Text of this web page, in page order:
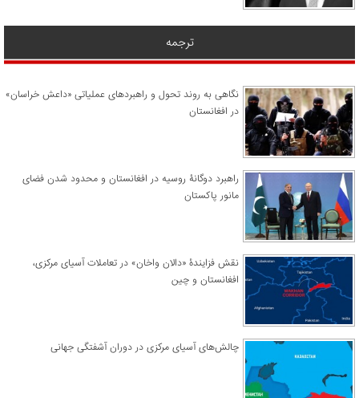
ترجمه
نگاهی به روند تحول و راهبردهای عملیاتی «داعش خراسان»
در افغانستان
راهبرد دوگانۀ روسیه در افغانستان و محدود شدن فضای
مانور پاکستان
نقش فزایندۀ «دالان واخان» در تعاملات آسیای مرکزی،
افغانستان و چین
چالش‌های آسیای مرکزی در دوران آشفتگی جهانی